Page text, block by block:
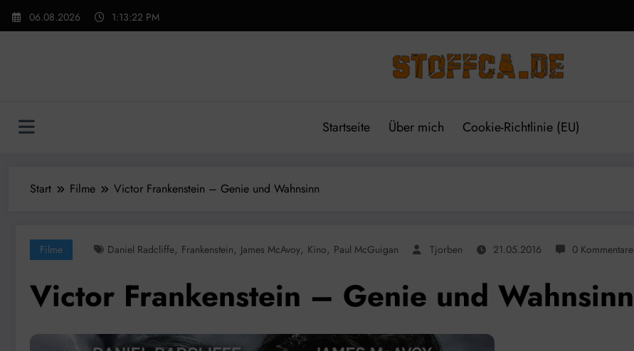
Zum
Inhalt
06.08.2026 1:13:24 PM
Startseite Über mich Cookie-Richtlinie (EU)
Start Filme Victor Frankenstein – Genie und Wahnsinn
Filme Daniel Radcliffe, Frankenstein, James McAvoy, Kino, Paul McGuigan Tjorben 21.05.2016 0 Kommentare
Victor Frankenstein – Genie und Wahnsinn